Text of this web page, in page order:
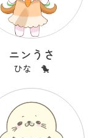
ニンうさ
ひな 🐤